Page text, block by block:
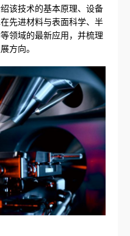
该技术的基本原理、设备
先进材料与表面科学、半
领域的最新应用，并梳理
方向。